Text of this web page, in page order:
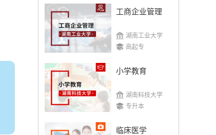
工商企业管理
湖南工业大学
高起专
小学教育
湖南科技大学
专升本
临床医学